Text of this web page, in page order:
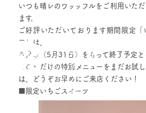
いつも晴レのワッッフルをご利用いた
ます。
ご好評いただいております 期間限定「
ア」
は、
今月末（5月31日）をもって終了予定と
この春だけの特別メニューをまだお試
は、どうぞお早めにご来店ください！
■限定いちごスイーツ